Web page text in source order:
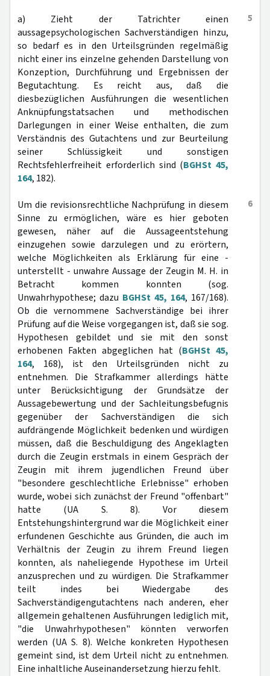
5
a) Zieht der Tatrichter einen
aussagepsychologischen Sachverständigen hinzu,
so bedarf es in den Urteilsgründen regelmäßig
nicht einer ins einzelne gehenden Darstellung von
Konzeption, Durchführung und Ergebnissen der
Begutachtung. Es reicht aus, daß die
diesbezüglichen Ausführungen die wesentlichen
Anknüpfungstatsachen und methodischen
Darlegungen in einer Weise enthalten, die zum
Verständnis des Gutachtens und zur Beurteilung
seiner Schlüssigkeit und sonstigen
Rechtsfehlerfreiheit erforderlich sind (BGHSt 45,
164, 182).
6
Um die revisionsrechtliche Nachprüfung in diesem
Sinne zu ermöglichen, wäre es hier geboten
gewesen, näher auf die Aussageentstehung
einzugehen sowie darzulegen und zu erörtern,
welche Möglichkeiten als Erklärung für eine -
unterstellt - unwahre Aussage der Zeugin M. H. in
Betracht kommen konnten (sog.
Unwahrhypothese; dazu BGHSt 45, 164, 167/168).
Ob die vernommene Sachverständige bei ihrer
Prüfung auf die Weise vorgegangen ist, daß sie sog.
Hypothesen gebildet und sie mit den sonst
erhobenen Fakten abgeglichen hat (BGHSt 45,
164, 168), ist den Urteilsgründen nicht zu
entnehmen. Die Strafkammer allerdings hätte
unter Berücksichtigung der Grundsätze der
Aussagebewertung und der Sachleitungsbefugnis
gegenüber der Sachverständigen die sich
aufdrängende Möglichkeit bedenken und würdigen
müssen, daß die Beschuldigung des Angeklagten
durch die Zeugin erstmals in einem Gespräch der
Zeugin mit ihrem jugendlichen Freund über
"besondere geschlechtliche Erlebnisse" erhoben
wurde, wobei sich zunächst der Freund "offenbart"
hatte (UA S. 8). Vor diesem
Entstehungshintergrund war die Möglichkeit einer
erfundenen Geschichte aus Gründen, die auch im
Verhältnis der Zeugin zu ihrem Freund liegen
konnten, als naheliegende Hypothese im Urteil
anzusprechen und zu würdigen. Die Strafkammer
teilt indes bei Wiedergabe des
Sachverständigengutachtens nach anderen, eher
allgemein gehaltenen Ausführungen lediglich mit,
"die Unwahrhypothesen" könnten verworfen
werden (UA S. 8). Welche konkreten Hypothesen
gemeint sind, ist dem Urteil nicht zu entnehmen.
Eine inhaltliche Auseinandersetzung hierzu fehlt.